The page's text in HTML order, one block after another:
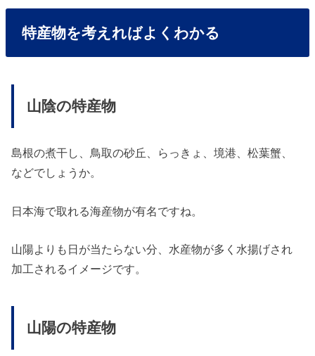
特産物を考えればよくわかる
山陰の特産物
島根の煮干し、鳥取の砂丘、らっきょ、境港、松葉蟹、
などでしょうか。
日本海で取れる海産物が有名ですね。
山陽よりも日が当たらない分、水産物が多く水揚げされ
加工されるイメージです。
山陽の特産物